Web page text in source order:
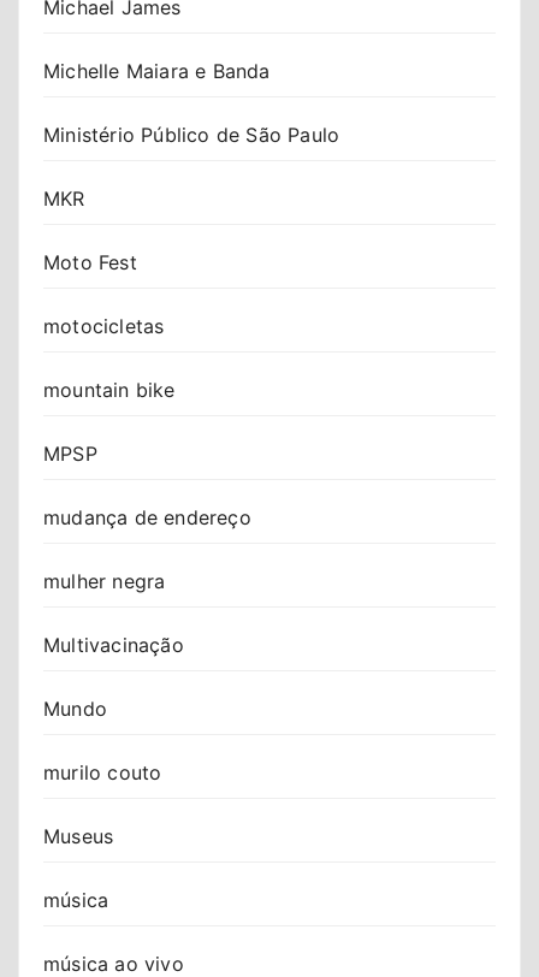
Michael James
Michelle Maiara e Banda
Ministério Público de São Paulo
MKR
Moto Fest
motocicletas
mountain bike
MPSP
mudança de endereço
mulher negra
Multivacinação
Mundo
murilo couto
Museus
música
música ao vivo